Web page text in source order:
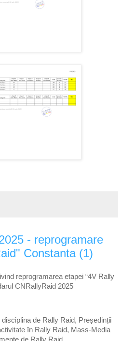
- reprogramare
Constanta (1)
reprogramarea etapei “4V Rally
CNRallyRaid 2025
de Rally Raid, Președinții
în Rally Raid, Mass-Media